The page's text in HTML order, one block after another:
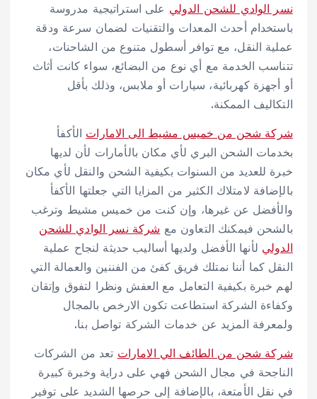
نسر الوادي للشحن الدولي على استراتيجية مدروسة
باستخدام أحدث المعدات والتقنيات لضمان سرعة ودقة
عملية النقل، مع توافر أسطول متنوع من الشاحنات،
تتناسب الخدمة مع أي نوع من البضائع، سواء كانت أثاث
أو أجهزة كهربائية، سيارات أو ملابس، وذلك بأقل
التكاليف الممكنة.
شركة شحن من خميس مشيط الى الامارات الأكفأ
بخدمات الشحن البري لأي مكان بالأمارات لأن لديها
خبرة للعديد من السنوات بكيفية الشحن والنقل لأي مكان
بالإضافة لامتلاك الكثير من المزايا التي جعلتها الأكفأ
والأفضل عن غيرها، وإن كنت من خميس مشيط وترغب
بالشحن فيمكنك التعاون مع شركة نسر الوادي للشحن
الدولي لأنها الأفضل ولديها أساليب حديثة لنجاح عملية
النقل كما أننا نمتلك فريق كفئ من الفننين والعمالة التي
لهم خبرة بكيفية التعامل مع العفش ونظرا لتفوق وإتقان
وكفاءة الشركة استطاعت تكون الارخص بالمجال
ولمعرفة المزيد عن خدمات الشركة تواصل بنا.
شركة شحن من الطائف الي الامارات تعد من الشركات
الناجحة في مجال الشحن فهي على دراية وخبرة كبيرة
في نقل الأمتعة، بالإضافة إلى حرصها الشديد على توفير